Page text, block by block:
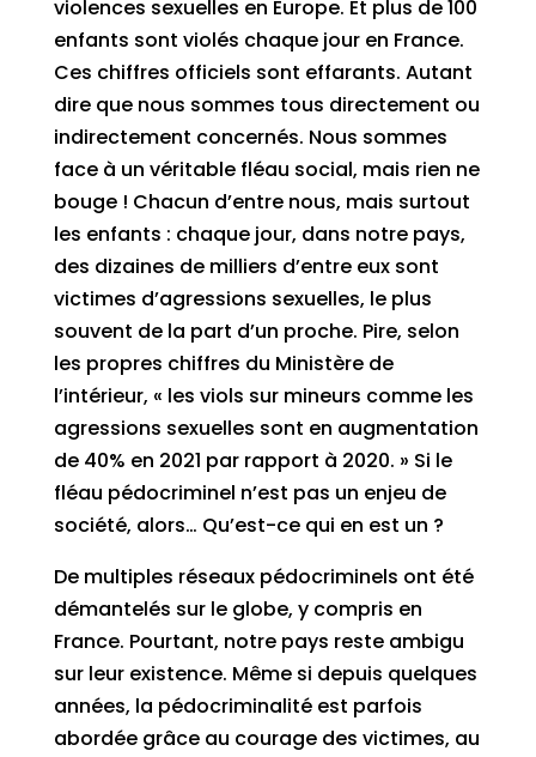
violences sexuelles en Europe. Et plus de 100
enfants sont violés chaque jour en France.
Ces chiffres officiels sont effarants. Autant
dire que nous sommes tous directement ou
indirectement concernés. Nous sommes
face à un véritable fléau social, mais rien ne
bouge ! Chacun d’entre nous, mais surtout
les enfants : chaque jour, dans notre pays,
des dizaines de milliers d’entre eux sont
victimes d’agressions sexuelles, le plus
souvent de la part d’un proche. Pire, selon
les propres chiffres du Ministère de
l’intérieur, « les viols sur mineurs comme les
agressions sexuelles sont en augmentation
de 40% en 2021 par rapport à 2020. » Si le
fléau pédocriminel n’est pas un enjeu de
société, alors… Qu’est-ce qui en est un ?
De multiples réseaux pédocriminels ont été
démantelés sur le globe, y compris en
France. Pourtant, notre pays reste ambigu
sur leur existence. Même si depuis quelques
années, la pédocriminalité est parfois
abordée grâce au courage des victimes, au